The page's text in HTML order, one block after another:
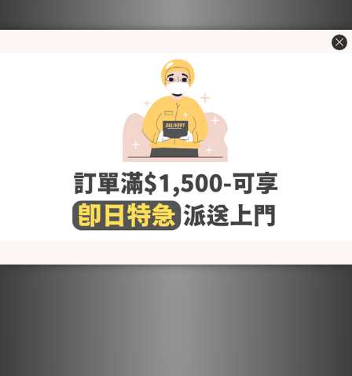
KRMB877 韓國 Merebe 短
KRMB863 韓國 Merebe 短